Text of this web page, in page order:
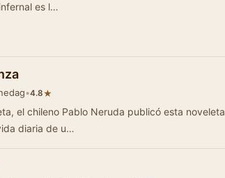
es l…
•4.8★
el chileno Pablo Neruda publicó esta noveleta
diaria de u…